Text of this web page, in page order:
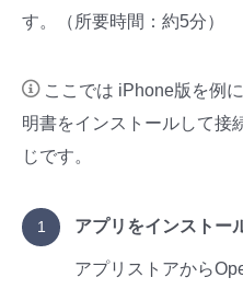
す。
（所要時間：約5分）
ここでは iPhone版を例
明書をインストールして接
じです。
アプリをインストー
アプリストアから